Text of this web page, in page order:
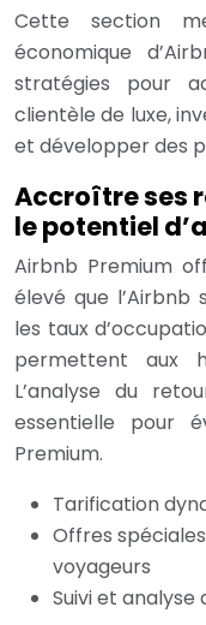
Cette section
économique
stratégies pour
clientèle de luxe,
et développer des
Accroître ses
le potentiel
Airbnb Premium
élevé que l’Airbnb
les taux
permettent aux
L’analyse du
essentielle pour
Premium.
Tarification
Offres
voyageurs
Suivi et analyse